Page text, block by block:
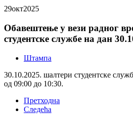
29окт2025
Обавештење у вези радног
студентске службе на дан
Штампа
30.10.2025. шалтери студентске
од 09:00 до 10:30.
Претходна
Следећа